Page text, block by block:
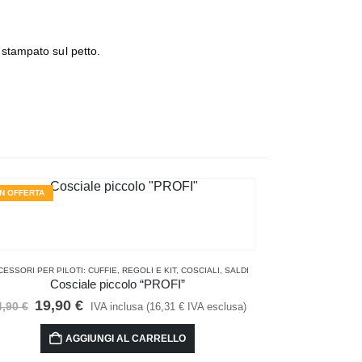
sul petto.
OFFERTA
PER PILOTI: CUFFIE, REGOLI E KIT,COSCIALI ,SALDI
Cosciale piccolo “PROFI”
€ Il
originale
era:
19,90 €Il
attuale
IVA inclusa (16,31 € IVA esclusa)
AGGIUNGI AL CARRELLO